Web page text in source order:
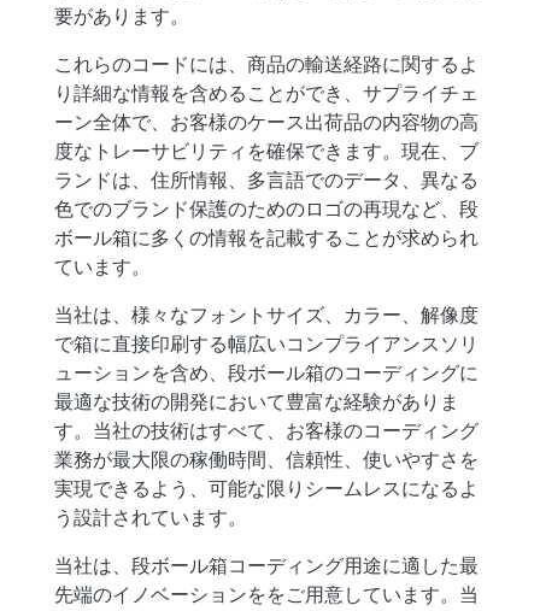
要があります。
これらのコードには、商品の輸送経路に関するよ
り詳細な情報を含めることができ、サプライチェ
ーン全体で、お客様のケース出荷品の内容物の高
度な トレーサビリティ を確保できます。現在、ブ
ランドは、住所情報、多言語でのデータ、異なる
色でのブランド保護のためのロゴの再現など、段
ボール箱に多くの情報を記載することが求められ
ています。
当社は、様々なフォントサイズ、カラー、解像度
で箱に直接印刷する幅広いコンプライアンスソリ
ューションを含め、段ボール箱のコーディングに
最適な技術の開発において豊富な経験がありま
す。当社の技術はすべて、お客様のコーディング
業務が最大限の稼働時間、信頼性、使いやすさを
実現できるよう、可能な限りシームレスになるよ
う設計されています。
当社は、段ボール箱コーディング用途に適した最
先端のイノベーションををご用意しています。当